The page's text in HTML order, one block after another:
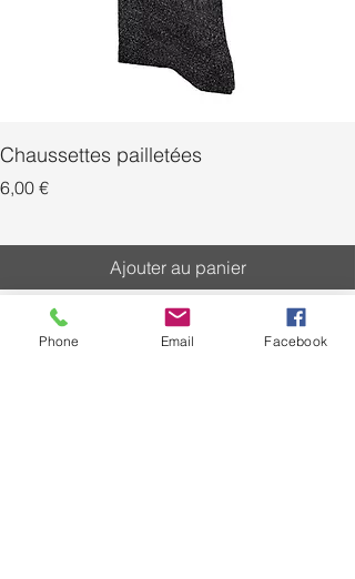
Chaussettes pailletées
Prix
6,00 €
Ajouter au panier
Phone Email Facebook